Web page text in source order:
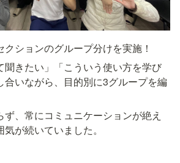
ションのグループ分けを実施！
聞きたい」「こういう使い方を学び
合いながら、目的別に3グループを編
、常にコミュニケーションが絶え
が続いていました。